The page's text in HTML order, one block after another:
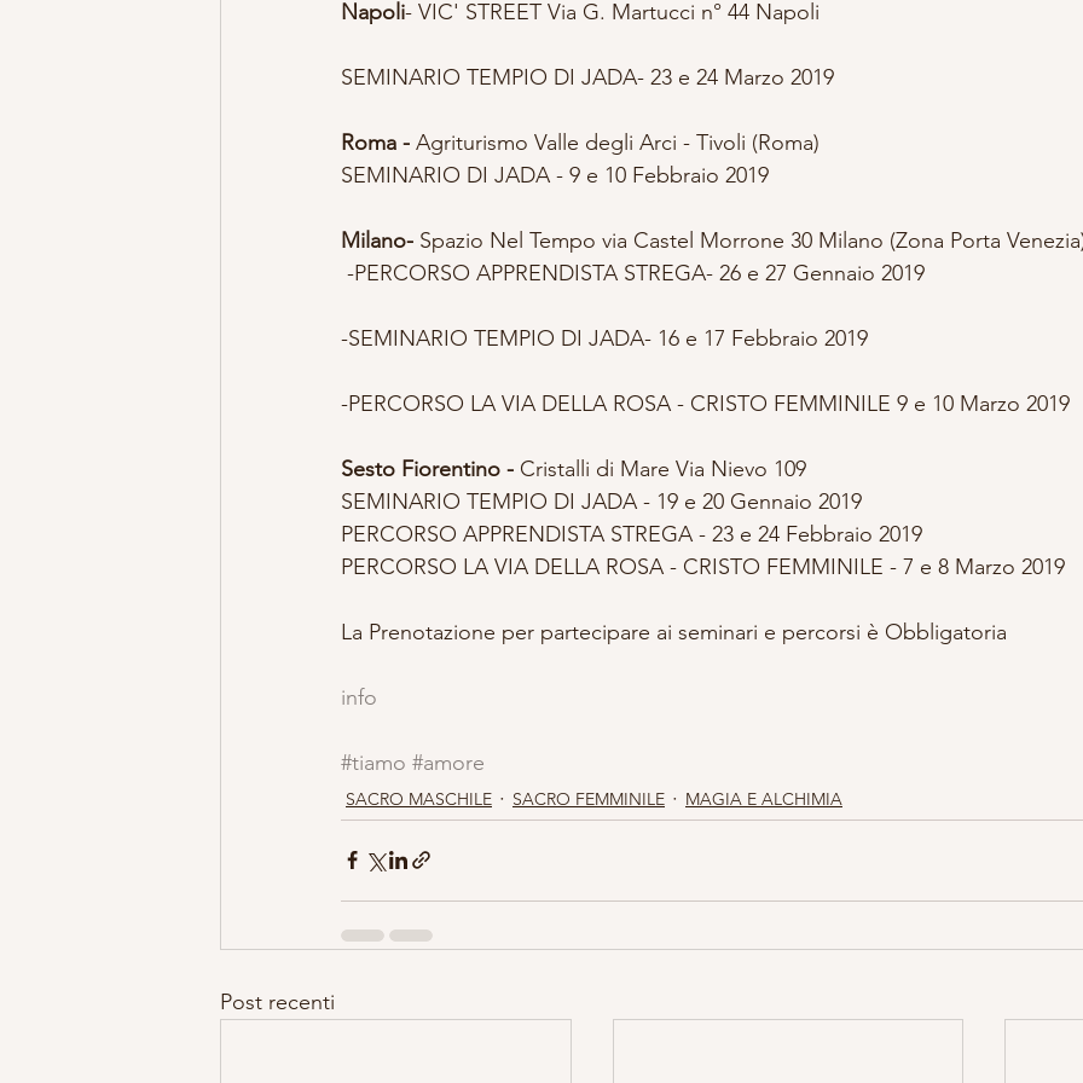
Napoli- VIC' STREET Via G. Martucci n° 44 Napoli
SEMINARIO TEMPIO DI JADA- 23 e 24 Marzo 2019
Roma - Agriturismo Valle degli Arci - Tivoli (Roma)
SEMINARIO DI JADA - 9 e 10 Febbraio 2019
Milano- Spazio Nel Tempo via Castel Morrone 30 Milano (Zona Porta
-PERCORSO APPRENDISTA STREGA- 26 e 27 Gennaio 2019
-SEMINARIO TEMPIO DI JADA- 16 e 17 Febbraio 2019
-PERCORSO LA VIA DELLA ROSA - CRISTO FEMMINILE 9 e 10 Marzo 2019
Sesto Fiorentino - Cristalli di Mare Via Nievo 109
SEMINARIO TEMPIO DI JADA - 19 e 20 Gennaio 2019
PERCORSO APPRENDISTA STREGA - 23 e 24 Febbraio 2019
PERCORSO LA VIA DELLA ROSA - CRISTO FEMMINILE - 7 e 8 Marzo 2019
La Prenotazione per partecipare ai seminari e percorsi è Obbligatoria
info
#tiamo #amore
SACRO MASCHILE SACRO FEMMINILE MAGIA E ALCHIMIA
Post recenti